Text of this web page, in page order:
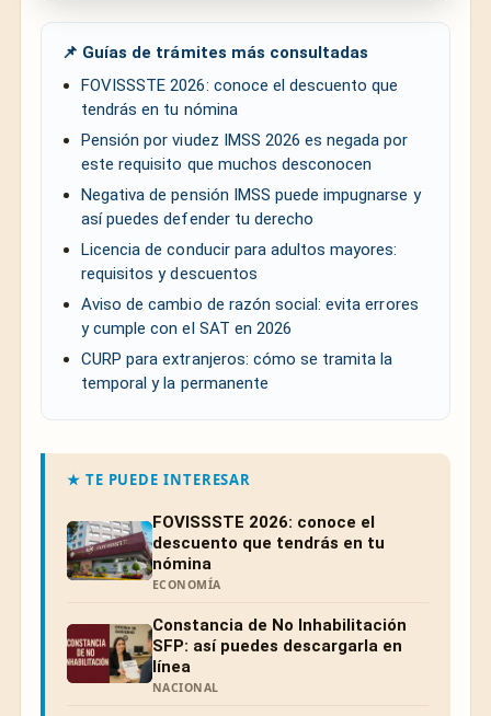
📌 Guías de trámites más consultadas
FOVISSSTE 2026: conoce el descuento que
tendrás en tu nómina
Pensión por viudez IMSS 2026 es negada por
este requisito que muchos desconocen
Negativa de pensión IMSS puede impugnarse y
así puedes defender tu derecho
Licencia de conducir para adultos mayores:
requisitos y descuentos
Aviso de cambio de razón social: evita errores
y cumple con el SAT en 2026
CURP para extranjeros: cómo se tramita la
temporal y la permanente
★ TE PUEDE INTERESAR
FOVISSSTE 2026: conoce el
descuento que tendrás en tu
nómina
ECONOMÍA
Constancia de No Inhabilitación
SFP: así puedes descargarla en
línea
NACIONAL